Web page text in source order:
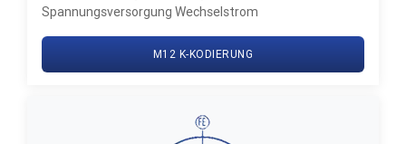
Spannungsversorgung Wechselstrom
M12 K-KODIERUNG